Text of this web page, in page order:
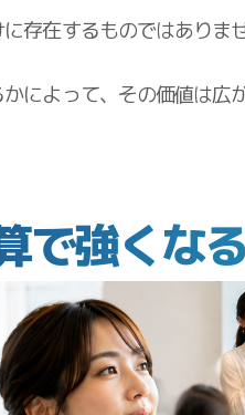
存在するものではありま
によって、その価値は広
で強くなる